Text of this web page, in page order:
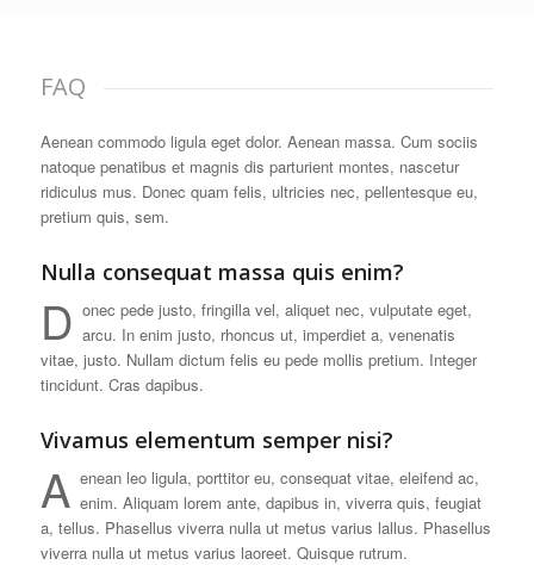
FAQ
Aenean commodo ligula eget dolor. Aenean massa. Cum sociis
natoque penatibus et magnis dis parturient montes, nascetur
ridiculus mus. Donec quam felis, ultricies nec, pellentesque eu,
pretium quis, sem.
Nulla consequat massa quis enim?
D onec pede justo, fringilla vel, aliquet nec, vulputate eget,
arcu. In enim justo, rhoncus ut, imperdiet a, venenatis
vitae, justo. Nullam dictum felis eu pede mollis pretium. Integer
tincidunt. Cras dapibus.
Vivamus elementum semper nisi?
A enean leo ligula, porttitor eu, consequat vitae, eleifend ac,
enim. Aliquam lorem ante, dapibus in, viverra quis, feugiat
a, tellus. Phasellus viverra nulla ut metus varius lallus. Phasellus
viverra nulla ut metus varius laoreet. Quisque rutrum.